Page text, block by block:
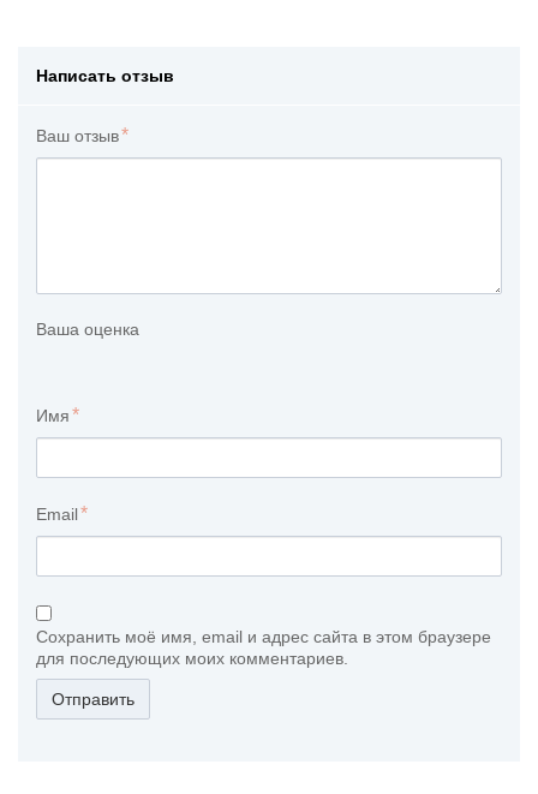
Написать отзыв
Ваш отзыв
Ваша оценка
Имя
Email
Сохранить моё имя, email и адрес сайта в этом браузере
для последующих моих комментариев.
Отправить